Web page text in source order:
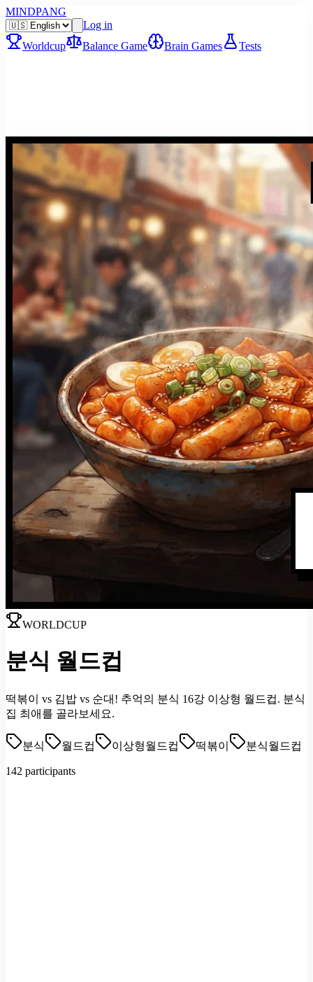
MINDPANG
Log in
Worldcup
Balance Game Brain Games Tests
WORLDCUP
분식 월드컵
떡볶이 vs 김밥 vs 순대! 추억의 분식 16강 이상형 월드컵. 분식
집 최애를 골라보세요.
분식 월드컵 이상형월드컵 떡볶이 분식월드컵
142 participants